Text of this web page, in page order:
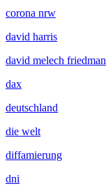
corona nrw
david harris
david melech friedman
dax
deutschland
die welt
diffamierung
dni